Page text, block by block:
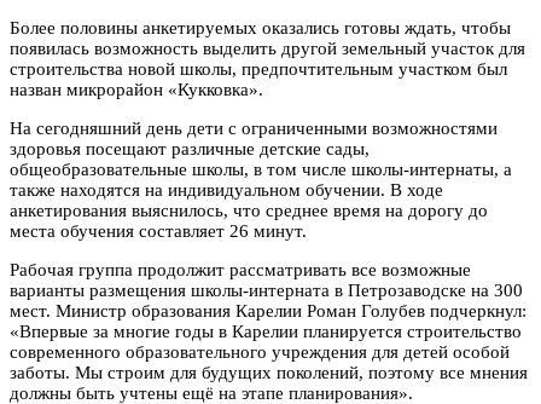
Более половины анкетируемых оказались готовы ждать, чтобы
появилась возможность выделить другой земельный участок для
строительства новой школы, предпочтительным участком был
назван микрорайон «Кукковка».
На сегодняшний день дети с ограниченными возможностями
здоровья посещают различные детские сады,
общеобразовательные школы, в том числе школы-интернаты, а
также находятся на индивидуальном обучении. В ходе
анкетирования выяснилось, что среднее время на дорогу до
места обучения составляет 26 минут.
Рабочая группа продолжит рассматривать все возможные
варианты размещения школы-интерната в Петрозаводске на 300
мест. Министр образования Карелии Роман Голубев подчеркнул:
«Впервые за многие годы в Карелии планируется строительство
современного образовательного учреждения для детей особой
заботы. Мы строим для будущих поколений, поэтому все мнения
должны быть учтены ещё на этапе планирования».